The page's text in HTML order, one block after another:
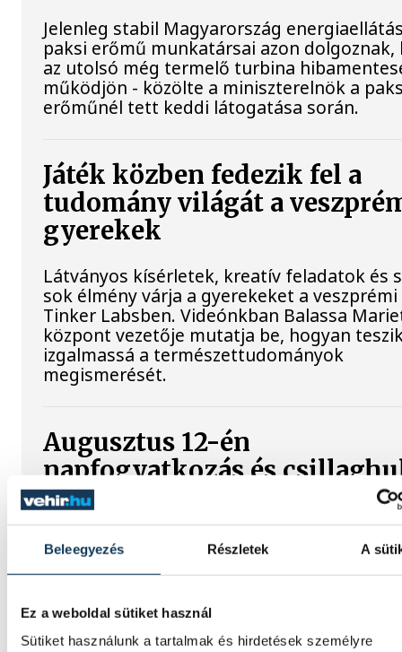
Beleegyezés Részletek A
Ez a weboldal sütiket használ
Sütiket használunk a tartalmak és hirdetések személyre
Jelenleg stabil Magyarország
paksi erőmű munkatársai azon dolgoznak,
az utolsó még termelő turbina
működjön - közölte a miniszterelnök a
erőműnél tett keddi látogatása során.
Játék közben fedezik fel a
tudomány világát a
gyerekek
Látványos kísérletek, kreatív feladatok és
sok élmény várja a gyerekeket a veszprémi
Tinker Labsben. Videónkban Balassa
központ vezetője mutatja be, hogyan
izgalmassá a természettudományok
megismerését.
Augusztus 12-én
napfogyatkozás és
is vár ránk
Az év legsűrűbb csillagászati napján,
12-én éjjel tetőzik majd a Perseidák
hullócsillagraj, de ugyanezen a napon
napfogyatkozást is meg lehet majd